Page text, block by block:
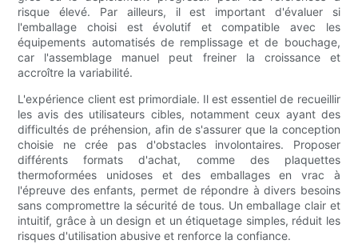
risque élevé. Par ailleurs, il est important d'évaluer si
l'emballage choisi est évolutif et compatible avec les
équipements automatisés de remplissage et de bouchage,
car l'assemblage manuel peut freiner la croissance et
accroître la variabilité.
L'expérience client est primordiale. Il est essentiel de recueillir
les avis des utilisateurs cibles, notamment ceux ayant des
difficultés de préhension, afin de s'assurer que la conception
choisie ne crée pas d'obstacles involontaires. Proposer
différents formats d'achat, comme des plaquettes
thermoformées unidoses et des emballages en vrac à
l'épreuve des enfants, permet de répondre à divers besoins
sans compromettre la sécurité de tous. Un emballage clair et
intuitif, grâce à un design et un étiquetage simples, réduit les
risques d'utilisation abusive et renforce la confiance.